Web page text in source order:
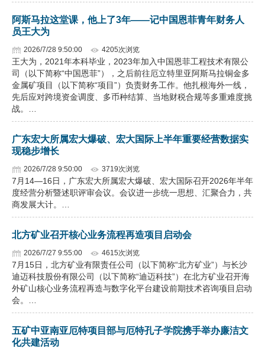
阿斯马拉这堂课，他上了3年——记中国恩菲青年财务人
员王大为
2026/7/28 9:50:00 4205次浏览
王大为，2021年本科毕业，2023年加入中国恩菲工程技术有限公
司（以下简称“中国恩菲”），之后前往厄立特里亚阿斯马拉铜金多
金属矿项目（以下简称“项目”）负责财务工作。他扎根海外一线，
先后应对跨境资金调度、多币种结算、当地财税合规等多重难度挑
战。…
广东宏大所属宏大爆破、宏大国际上半年重要经营数据实
现稳步增长
2026/7/28 9:50:00 3719次浏览
7月14—16日，广东宏大所属宏大爆破、宏大国际召开2026年半年
度经营分析暨述职评审会议。会议进一步统一思想、汇聚合力，共
商发展大计。…
北方矿业召开核心业务流程再造项目启动会
2026/7/27 9:55:00 4615次浏览
7月15日，北方矿业有限责任公司（以下简称“北方矿业”）与长沙
迪迈科技股份有限公司（以下简称“迪迈科技”）在北方矿业召开海
外矿山核心业务流程再造与数字化平台建设前期技术咨询项目启动
会。…
五矿中亚南亚厄特项目部与厄特孔子学院携手举办廉洁文
化共建活动